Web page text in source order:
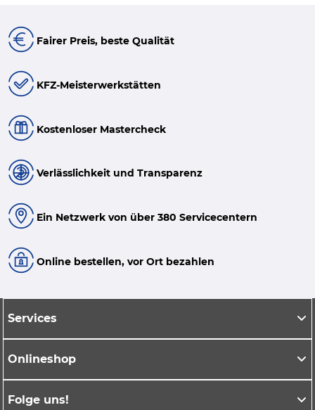
Fairer Preis, beste Qualität
KFZ-Meisterwerkstätten
Kostenloser Mastercheck
Verlässlichkeit und Transparenz
Ein Netzwerk von über 380 Servicecentern
Online bestellen, vor Ort bezahlen
Services
Onlineshop
Folge uns!